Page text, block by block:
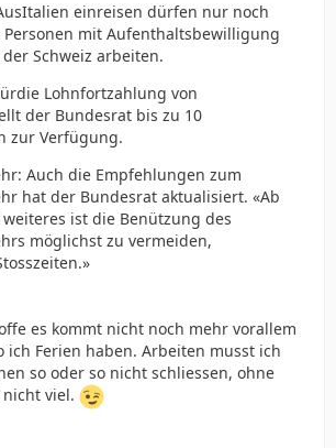
einreisen dürfen nur noch
Personen mit Aufenthaltsbewilligung
Schweiz arbeiten.
Lohnfortzahlung von
der Bundesrat bis zu 10
zur Verfügung.
Auch die Empfehlungen zum
hat der Bundesrat aktualisiert. «Ab
ist die Benützung des
möglichst zu vermeiden,
es kommt nicht noch mehr vorallem
ich Ferien haben. Arbeiten musst ich
so oder so nicht schliessen, ohne
viel.